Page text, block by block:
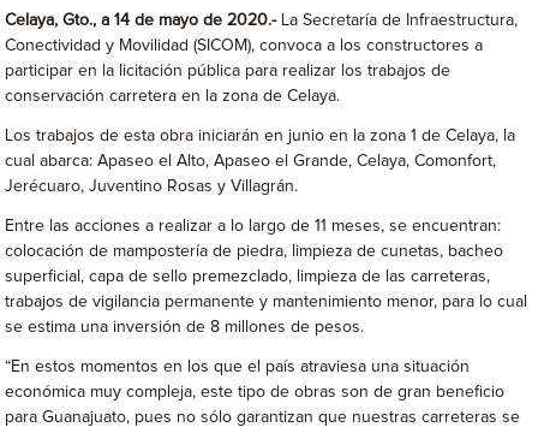
Celaya, Gto., a 14 de mayo de 2020.-La Secretaría de Infraestructura,
Conectividad y Movilidad (SICOM), convoca a los constructores a
participar en la licitación pública para realizar los trabajos de
conservación carretera en la zona de Celaya.
Los trabajos de esta obra iniciarán en junio en la zona 1 de Celaya, la
cual abarca: Apaseo el Alto, Apaseo el Grande, Celaya, Comonfort,
Jerécuaro, Juventino Rosas y Villagrán.
Entre las acciones a realizar a lo largo de 11 meses, se encuentran:
colocación de mampostería de piedra, limpieza de cunetas, bacheo
superficial, capa de sello premezclado, limpieza de las carreteras,
trabajos de vigilancia permanente y mantenimiento menor, para lo cual
se estima una inversión de 8 millones de pesos.
“En estos momentos en los que el país atraviesa una situación
económica muy compleja, este tipo de obras son de gran beneficio
para Guanajuato, pues no sólo garantizan que nuestras carreteras se